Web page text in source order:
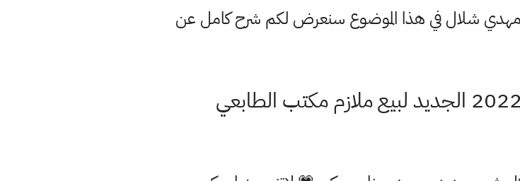
مهدي شلال في هذا الموضوع سنعرض لكم شرح كامل عن